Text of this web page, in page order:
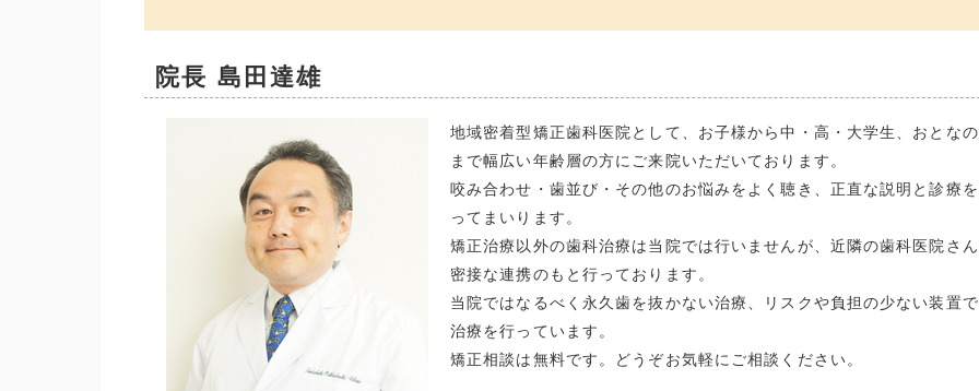
院長 島田達雄
地域密着型矯正歯科医院として、お子様から中・高・大学生、おとな
まで幅広い年齢層の方にご来院いただいております。
咬み合わせ・歯並び・その他のお悩みをよく聴き、正直な説明と診療
ってまいります。
矯正治療以外の歯科治療は当院では行いませんが、近隣の歯科医院さ
密接な連携のもと行っております。
当院ではなるべく永久歯を抜かない治療、リスクや負担の少ない装置
治療を行っています。
矯正相談は無料です。どうぞお気軽にご相談ください。